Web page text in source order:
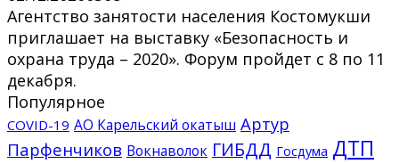
Агентство занятости населения Костомукши
приглашает на выставку «Безопасность и
охрана труда – 2020». Форум пройдет с 8 по 11
декабря.
Популярное
COVID-19 АО Карельский окатыш Артур
Парфенчиков Вокнаволок ГИБДД Госдума ДТП